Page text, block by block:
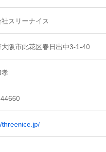
スリーナイス
大阪市此花区春日出中3-1-40
孝
threenice.jp/